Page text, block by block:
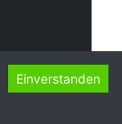
07
Einverstanden